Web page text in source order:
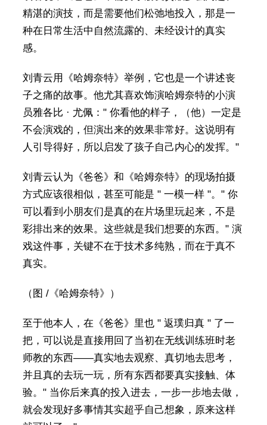
精湛的演技，而是需要他们松弛地投入，那是一
种在日常生活中自然流露的、未经设计的真实
感。
刘青云用《哈姆奈特》举例，它也是一个讲述丧
子之痛的故事。他尤其喜欢饰演哈姆奈特的小演
员雅各比 · 尤佩：" 你看他的样子，（他）一定是
不会演戏的，但演出来的效果非常好。这说明有
人引导得好，所以启发了孩子自己内心的发挥。"
刘青云认为《爸爸》和《哈姆奈特》的现场拍摄
方式应该很相似，甚至可能是 " 一模一样 "。" 你
可以看到小朋友们是真的在片场里玩起来，不是
彩排出来的效果。这些就是我们想要的东西。" 演
戏这件事，关键不在于技术多纯熟，而在于真不
真实。
（图 /《哈姆奈特》）
至于他本人，在《爸爸》里也 " 返璞归真 " 了一
把，可以说是直接用回了当初在无线训练班时老
师教的东西——真实地去观察、真切地去思考，
并且真的去玩一玩，所有东西都要真实接触、体
验。" 当你后来真的投入进去，一步一步地去做，
就会发现好多事情其实超乎自己想象，原来这样